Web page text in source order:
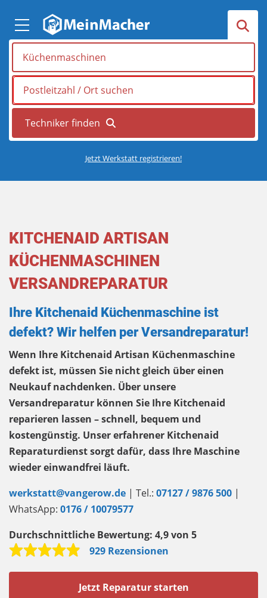
Jetzt Werkstatt registrieren!
KITCHENAID ARTISAN
KÜCHENMASCHINEN
VERSANDREPARATUR
Ihre Kitchenaid Küchenmaschine ist
defekt? Wir helfen per Versandreparatur!
Wenn Ihre Kitchenaid Artisan Küchenmaschine
defekt ist, müssen Sie nicht gleich über einen
Neukauf nachdenken. Über unsere
Versandreparatur können Sie Ihre Kitchenaid
reparieren lassen – schnell, bequem und
kostengünstig. Unser erfahrener Kitchenaid
Reparaturdienst sorgt dafür, dass Ihre Maschine
wieder einwandfrei läuft.
werkstatt@vangerow.de | Tel.: 07127 / 9876 500 |
WhatsApp: 0176 / 10079577
Durchschnittliche Bewertung: 4,9 von 5
929 Rezensionen
Jetzt Reparatur starten